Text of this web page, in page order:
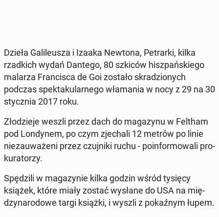
Dzieła Ga­li­le­usza i Izaaka Newtona, Pe­trar­ki, kilka
rzad­kich wydań Dantego, 80 szkiców hisz­pań­skie­go
malarza Fran­ci­sca de Goi zostało skra­dzio­nych
podczas spek­ta­ku­lar­ne­go wła­ma­nia w nocy z 29 na 30
stycz­nia 2017 roku.
Zło­dzie­je weszli przez dach do ma­ga­zy­nu w Feltham
pod Lon­dy­nem, po czym zje­cha­li 12 metrów po linie
nie­zau­wa­że­ni przez czuj­ni­ki ruchu - po­in­for­mo­wa­li pro­
ku­ra­to­rzy.
Spę­dzi­li w ma­ga­zy­nie kilka godzin wśród tysięcy
książek, które miały zostać wysłane do USA na mię­
dzy­na­ro­do­we targi książki, i wyszli z po­kaź­nym łupem.